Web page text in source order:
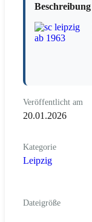
Beschreibung
Veröffentlicht am
20.01.2026
Kategorie
Leipzig
Dateigröße